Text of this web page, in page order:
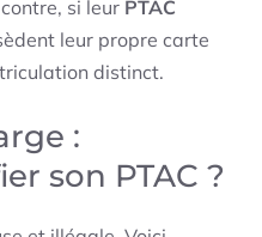
si leur PTAC
leur propre carte
distinct.
:
son PTAC ?